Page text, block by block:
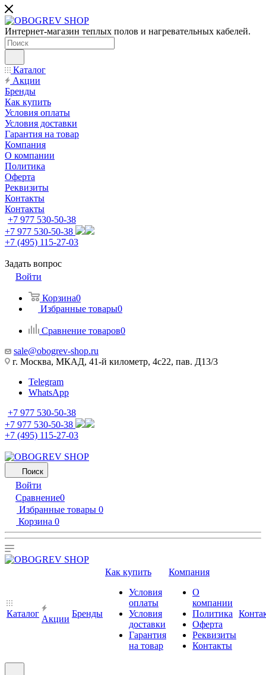
Интернет-магазин теплых полов и нагревательных кабелей.
Каталог
Акции
Бренды
Как купить
Условия оплаты
Условия доставки
Гарантия на товар
Компания
О компании
Политика
Оферта
Реквизиты
Контакты
Контакты
+7 977 530-50-38
+7 977 530-50-38
+7 (495) 115-27-03
Задать вопрос
Войти
Корзина0
Избранные товары0
Сравнение товаров0
sale@obogrev-shop.ru
г. Москва, МКАД, 41-й километр, 4с22, пав. Д13/3
Telegram
WhatsApp
+7 977 530-50-38
+7 977 530-50-38
+7 (495) 115-27-03
Поиск
Войти
Сравнение0
Избранные товары 0
Корзина 0
Каталог
Акции
Бренды
Как купить
Условия
оплаты
Условия
доставки
Гарантия
на товар
Компания
О
компании
Политика
Оферта
Реквизиты
Контакты